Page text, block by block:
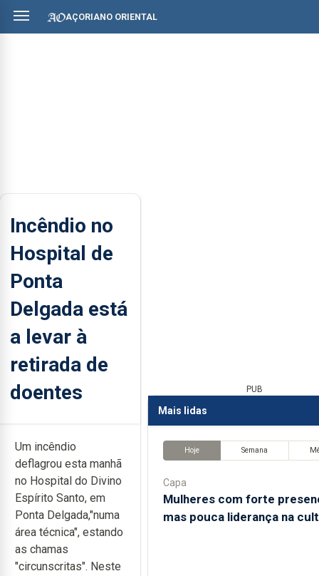
AÇORIANO ORIENTAL
Incêndio no
Hospital de
Ponta
Delgada está
a levar à
retirada de
doentes
Um incêndio
deflagrou esta manhã
no Hospital do Divino
Espírito Santo, em
Ponta Delgada,"numa
área técnica", estando
as chamas
"circunscritas". Neste
PUB
Mais lidas
Hoje Semana
Capa
Mulheres com forte
mas pouca liderança na